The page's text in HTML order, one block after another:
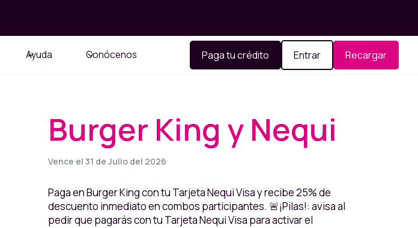
Ayuda Conócenos Paga tu crédito Entrar Recargar
Burger King y Nequi
Vence el 31 de Julio del 2026
Paga en Burger King con tu Tarjeta Nequi Visa y recibe 25% de
descuento inmediato en combos participantes. 🚨¡Pilas!: avisa al
pedir que pagarás con tu Tarjeta Nequi Visa para activar el